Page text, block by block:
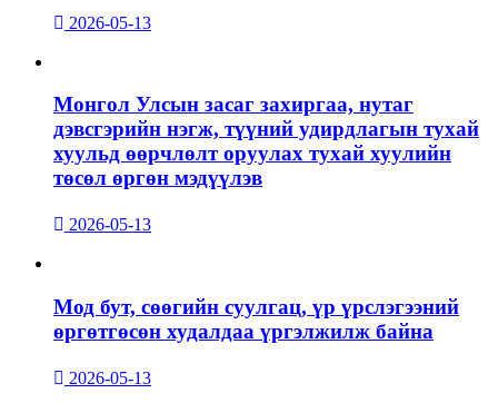
2026-05-13
Монгол Улсын засаг захиргаа, нутаг
дэвсгэрийн нэгж, түүний удирдлагын тухай
хуульд өөрчлөлт оруулах тухай хуулийн
төсөл өргөн мэдүүлэв
2026-05-13
Мод бут, сөөгийн суулгац, үр үрслэгээний
өргөтгөсөн худалдаа үргэлжилж байна
2026-05-13